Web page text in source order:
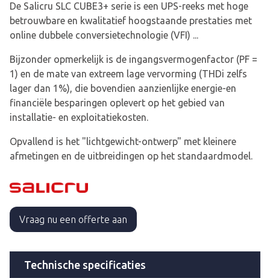
De Salicru SLC CUBE3+ serie is een UPS-reeks met hoge
betrouwbare en kwalitatief hoogstaande prestaties met
online dubbele conversietechnologie (VFI) ...
Bijzonder opmerkelijk is de ingangsvermogenfactor (PF =
1) en de mate van extreem lage vervorming (THDi zelfs
lager dan 1%), die bovendien aanzienlijke energie-en
financiële besparingen oplevert op het gebied van
installatie- en exploitatiekosten.
Opvallend is het "lichtgewicht-ontwerp" met kleinere
afmetingen en de uitbreidingen op het standaardmodel.
Vraag nu een offerte aan
Technische specificaties